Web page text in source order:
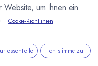
um Ihnen ein
Cookie-Richtlinien
essentielle Ich stimme zu